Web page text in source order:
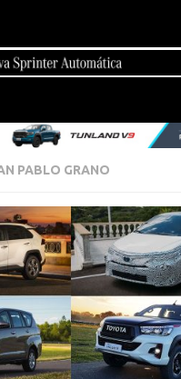
PABLO GRANO